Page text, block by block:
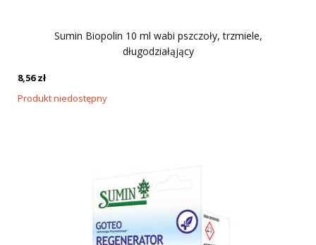
Sumin Biopolin 10 ml wabi pszczoły, trzmiele,
długodziałąjący
8,56zł
Produkt niedostępny